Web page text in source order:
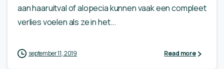
aan haaruitval of alopecia kunnen vaak een compleet
verlies voelen als ze in het...
september 11, 2019 Read more